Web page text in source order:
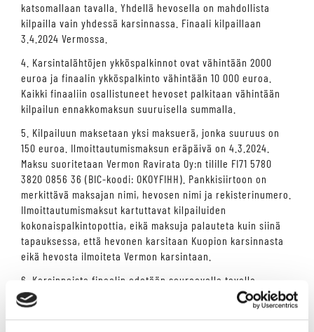
katsomallaan tavalla. Yhdellä hevosella on mahdollista
kilpailla vain yhdessä karsinnassa. Finaali kilpaillaan
3.4.2024 Vermossa.
4. Karsintalähtöjen ykköspalkinnot ovat vähintään 2000
euroa ja finaalin ykköspalkinto vähintään 10 000 euroa.
Kaikki finaaliin osallistuneet hevoset palkitaan vähintään
kilpailun ennakkomaksun suuruisella summalla.
5. Kilpailuun maksetaan yksi maksuerä, jonka suuruus on
150 euroa. Ilmoittautumismaksun eräpäivä on 4.3.2024.
Maksu suoritetaan Vermon Ravirata Oy:n tilille FI71 5780
3820 0856 36 (BIC-koodi: OKOYFIHH). Pankkisiirtoon on
merkittävä maksajan nimi, hevosen nimi ja rekisterinumero.
Ilmoittautumismaksut kartuttavat kilpailuiden
kokonaispalkintopottia, eikä maksuja palauteta kuin siinä
tapauksessa, että hevonen karsitaan Kuopion karsinnasta
eikä hevosta ilmoiteta Vermon karsintaan.
6. Karsinnoista finaalin edetään seuraavalla tavalla
- Mikäli karsintoja järjestetään yksi, kaikki siihen ilmoitetut
hevoset ovat oikeutettuja ilmoittamaan finaaliin.